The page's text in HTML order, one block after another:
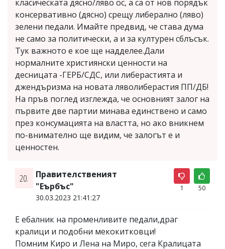
класическата дясно/ляво ос, а са от нов порядък
консервативно (дясно) срещу либерално (ляво)
зелени педали. Имайте предвид, че става дума
не само за политически, а и за културен сблъсък.
Тук важното е кое ще надделее.Дали
нормалните християнски ценности на
десницата -ГЕРБ/СДС, или либерастията и
джендъризма на новата ляволиберастия ПП/ДБ!
На пръв поглед изглежда, че основният залог на
първите две партии минава единствено и само
през консумацията на властта, но ако вникнем
по-внимателно ще видим, че залогът е и
ценностен.
20.
Правителственият
"Еърбъс"
30.03.2023 21:41:27
1 50
E ебалник на променливите педали,драг
кралици и подобни мекокитковци!
Помним Киро и Лена на Миро, сега Кралицата